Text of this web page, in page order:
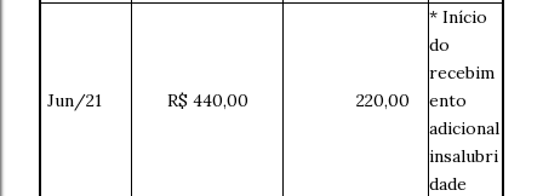
Jun/21 R$ 440,00 220,00
* Início
do
recebim
ento
adicional
insalubri
dade